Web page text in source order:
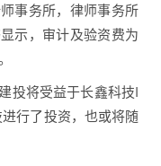
事务所，律师事务所
示，审计及验资费为
将受益于长鑫科技I
行了投资，也或将随